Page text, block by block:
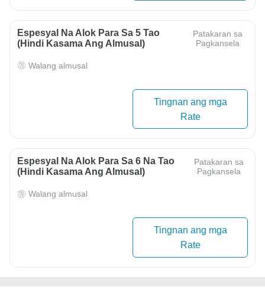
Espesyal Na Alok Para Sa 5 Tao
(hindi Kasama Ang Almusal)
Patakaran sa
Pagkansela
Walang almusal
Tingnan ang mga
Rate
Espesyal Na Alok Para Sa 6 Na Tao
(hindi Kasama Ang Almusal)
Patakaran sa
Pagkansela
Walang almusal
Tingnan ang mga
Rate